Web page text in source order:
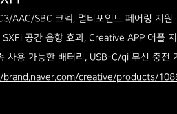
AAC/SBC 코덱, 멀티포인트 페어링 지원
공간 음향 효과, Creative APP 어플
사용 가능한 배터리, USB-C/qi 무선 충전
creative/products/